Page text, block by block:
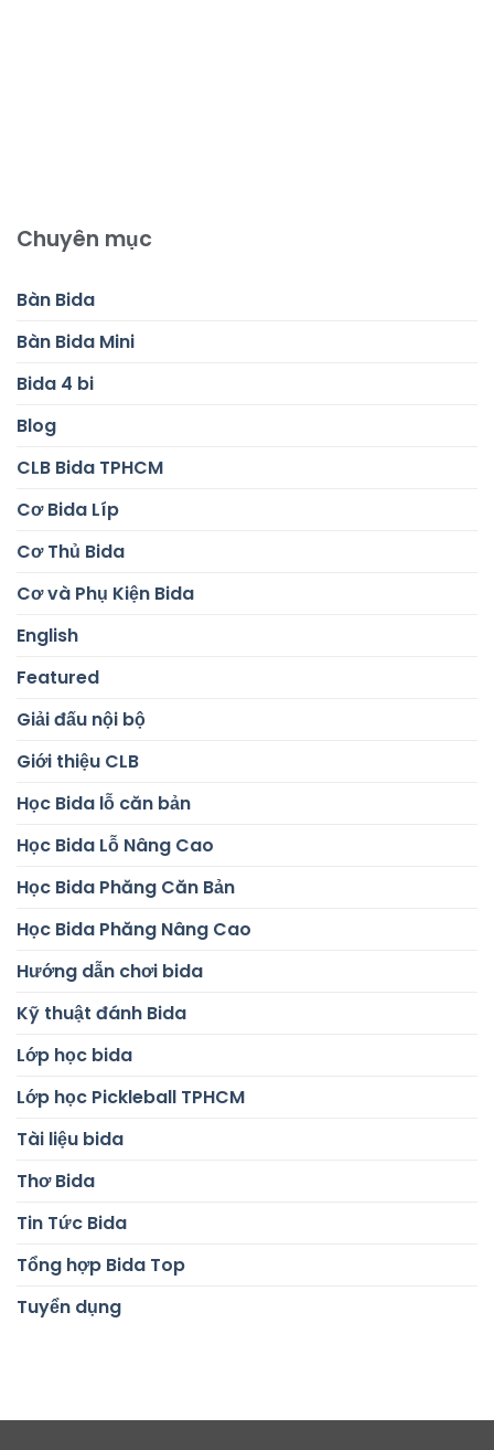
Chuyên mục
Bàn Bida
Bàn Bida Mini
Bida 4 bi
Blog
CLB Bida TPHCM
Cơ Bida Líp
Cơ Thủ Bida
Cơ và Phụ Kiện Bida
English
Featured
Giải đấu nội bộ
Giới thiệu CLB
Học Bida lỗ căn bản
Học Bida Lỗ Nâng Cao
Học Bida Phăng Căn Bản
Học Bida Phăng Nâng Cao
Hướng dẫn chơi bida
Kỹ thuật đánh Bida
Lớp học bida
Lớp học Pickleball TPHCM
Tài liệu bida
Thơ Bida
Tin Tức Bida
Tổng hợp Bida Top
Tuyển dụng